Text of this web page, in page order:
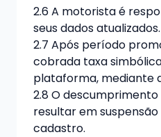
2.6 A motorista é
seus dados atualizados.
2.7 Após período
cobrada taxa
plataforma, mediante
2.8 O
resultar em
cadastro.